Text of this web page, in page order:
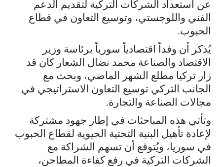
عن استعداد الشركات التركية لتقديم الدعم
الفني واللوجستي، وتوسيع التعاون في قطاع
الحبوب.
يُذكر أن وفداً اقتصادياً سورياً برئاسة وزير
الاقتصاد والصناعة محمد نضال الشعار كان قد
زار تركيا مطلع الشهر الماضي، وبحث مع
الجانب التركي توسيع التعاون الاستراتيجي في
مجالات الصناعة والتجارة.
وتأتي هذه المباحثات في إطار جهود مشتركة
لإعادة تأهيل البنية التحتية الحيوية لقطاع الحبوب
في سوريا، ويُتوقع أن تسهم الشراكة مع
الشركات التركية في رفع كفاءة المطاحن،